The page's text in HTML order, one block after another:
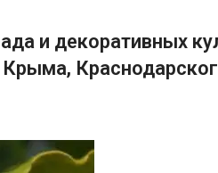
и декоративных